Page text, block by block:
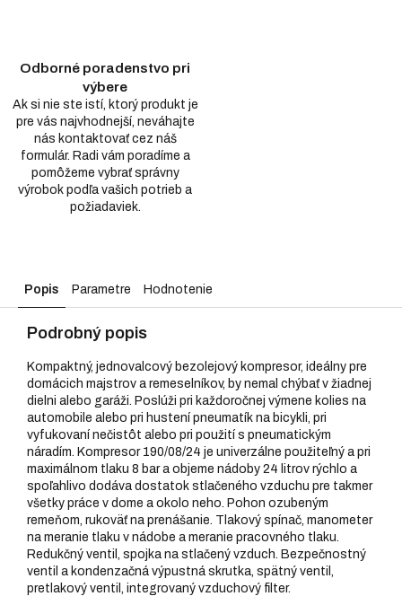
Odborné poradenstvo pri
výbere
Ak si nie ste istí, ktorý produkt je
pre vás najvhodnejší, neváhajte
nás kontaktovať cez náš
formulár. Radi vám poradíme a
pomôžeme vybrať správny
výrobok podľa vašich potrieb a
požiadaviek.
Popis Parametre Hodnotenie
Podrobný popis
Kompaktný, jednovalcový bezolejový kompresor, ideálny pre
domácich majstrov a remeselníkov, by nemal chýbať v žiadnej
dielni alebo garáži. Poslúži pri každoročnej výmene kolies na
automobile alebo pri hustení pneumatík na bicykli, pri
vyfukovaní nečistôt alebo pri použití s pneumatickým
náradím. Kompresor 190/08/24 je univerzálne použiteľný a pri
maximálnom tlaku 8 bar a objeme nádoby 24 litrov rýchlo a
spoľahlivo dodáva dostatok stlačeného vzduchu pre takmer
všetky práce v dome a okolo neho. Pohon ozubeným
remeňom, rukoväť na prenášanie. Tlakový spínač, manometer
na meranie tlaku v nádobe a meranie pracovného tlaku.
Redukčný ventil, spojka na stlačený vzduch. Bezpečnostný
ventil a kondenzačná výpustná skrutka, spätný ventil,
pretlakový ventil, integrovaný vzduchový filter.